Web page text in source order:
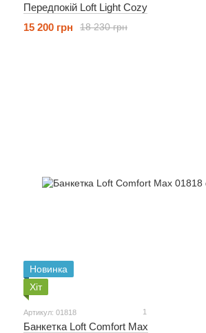
Передпокій Loft Light Cozy
18 230 грн
15 200 грн
Новинка
Хіт
Артикул: 01818 1
Банкетка Loft Comfort Max